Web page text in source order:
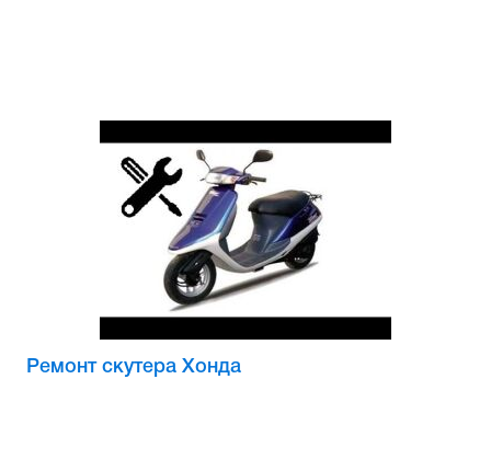
Глушитель на мотоблок
Элементы управления, тросики на
Ремонт скутера Хонда